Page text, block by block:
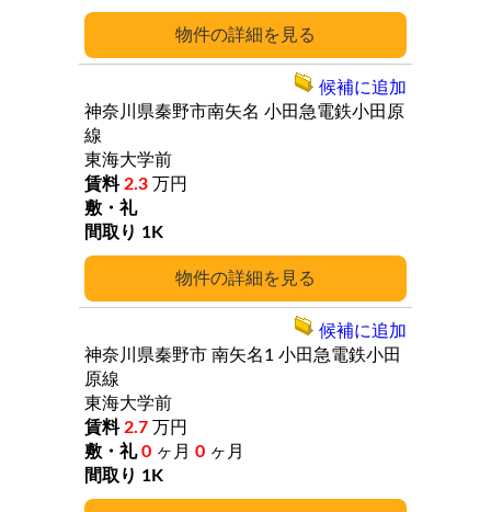
詳細
詳細
神奈川県秦野市南矢名 小田急電鉄小田原
線
東海大学前
2.3 万円
1K
候補に追加
神奈川県秦野市 南矢名1 小田急電鉄小田
原線
東海大学前
2.7 万円
0 ヶ月 0 ヶ月
1K
候補に追加